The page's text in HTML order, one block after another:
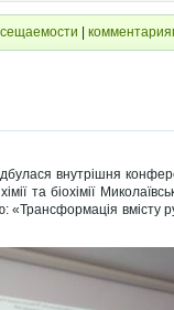
внутрішня
та біохімії
«Трансформація вмісту